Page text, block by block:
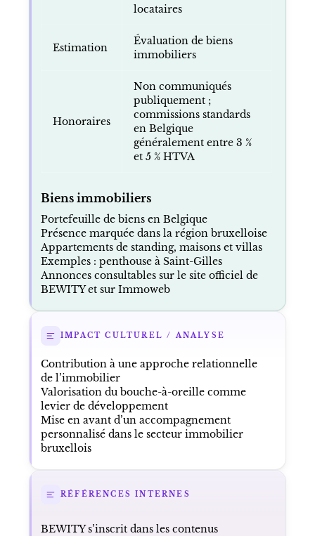
locataires
Estimation
Évaluation de biens
immobiliers
Honoraires
Non communiqués
publiquement ;
commissions standards
en Belgique
généralement entre 3 %
et 5 % HTVA
Biens immobiliers
Portefeuille de biens en Belgique
Présence marquée dans la région bruxelloise
Appartements de standing, maisons et villas
Exemples : penthouse à Saint-Gilles
Annonces consultables sur le site officiel de
BEWITY et sur Immoweb
IMPACT CULTUREL / ANALYSE
Contribution à une approche relationnelle
de l’immobilier
Valorisation du bouche-à-oreille comme
levier de développement
Mise en avant d’un accompagnement
personnalisé dans le secteur immobilier
bruxellois
RÉFÉRENCES INTERNES
BEWITY s’inscrit dans les contenus